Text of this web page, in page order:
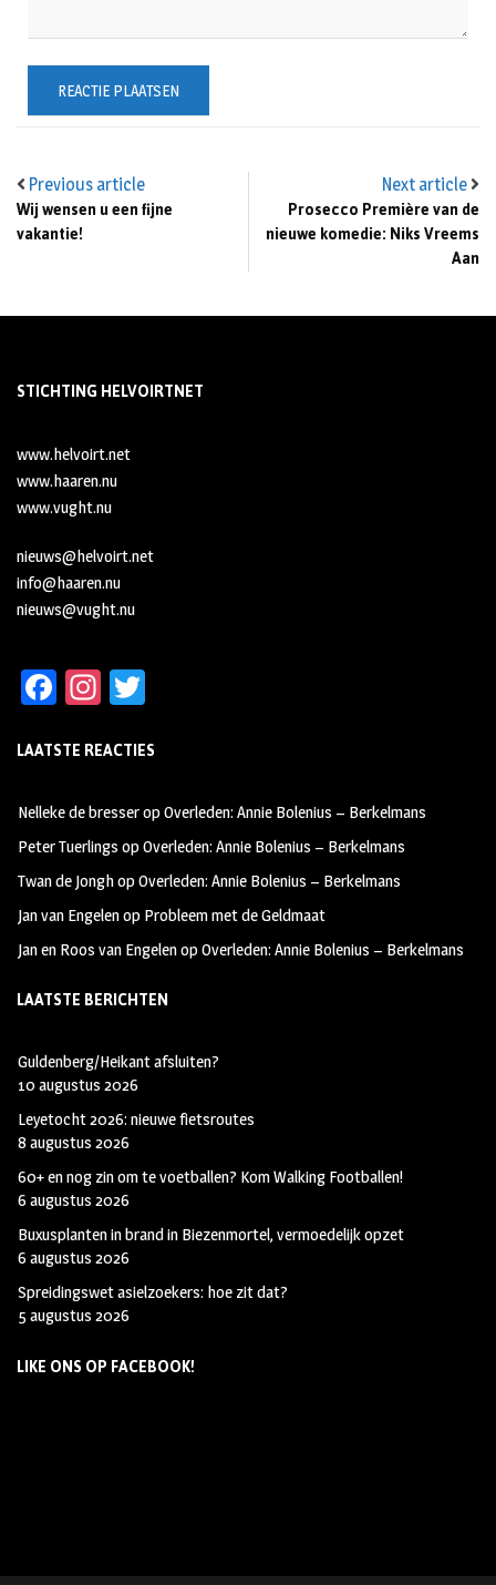
Previous article
Wij wensen u een fijne
vakantie!
Next article
Prosecco Première van de
nieuwe komedie: Niks Vreems
Aan
STICHTING HELVOIRTNET
www.helvoirt.net
www.haaren.nu
www.vught.nu
nieuws@helvoirt.net
info@haaren.nu
nieuws@vught.nu
Fa
b
oo
k
In
ag
m
tt
LAATSTE REACTIES
Nelleke de bresseropOverleden: Annie Bolenius – Berkelmans
Peter Tuerlings opOverleden: Annie Bolenius – Berkelmans
Twan de JonghopOverleden: Annie Bolenius – Berkelmans
Jan van Engelenop Probleem met de Geldmaat
Jan en Roos van EngelenopOverleden: Annie Bolenius – Berkelmans
LAATSTE BERICHTEN
Guldenberg/Heikant afsluiten?
10 augustus 2026
Leyetocht 2026: nieuwe fietsroutes
8 augustus 2026
60+ en nog zin om te voetballen? Kom Walking Footballen!
6 augustus 2026
Buxusplanten in brand in Biezenmortel, vermoedelijk opzet
6 augustus 2026
Spreidingswet asielzoekers: hoe zit dat?
5 augustus 2026
LIKE ONS OP FACEBOOK!